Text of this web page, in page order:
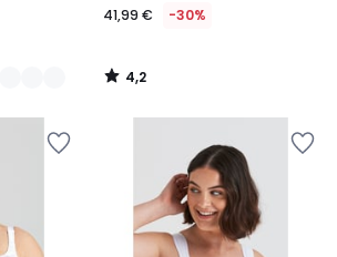
41,99 € -30%
4,2
/